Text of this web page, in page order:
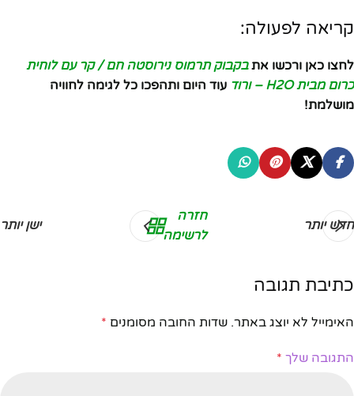
קריאה לפעולה:
לחצו כאן ורכשו אתבקבוק תרמוס נירוסטה חם / קר עם לוחית
כרום מבית H2O – ורוד
עוד היום ותהפכו כל לגימה לחוויה
מושלמת!
חדש יותר
חזרה
לרשימה
ישן יותר
כתיבת תגובה
האימייל לא יוצג באתר. שדות החובה מסומנים *
התגובה שלך *